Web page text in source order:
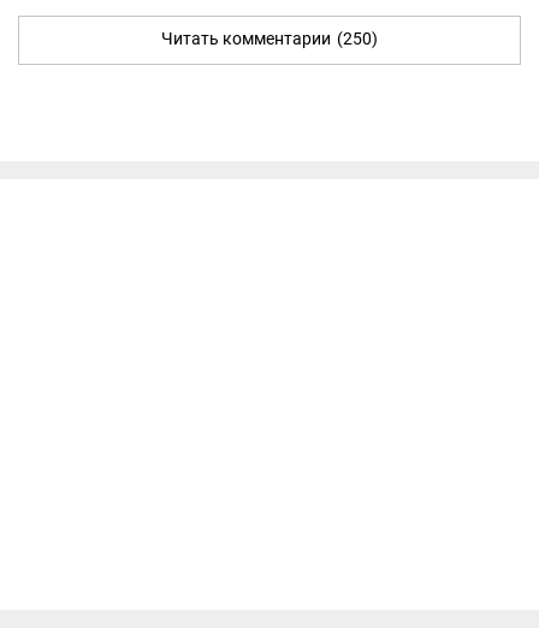
Читать комментарии (250)